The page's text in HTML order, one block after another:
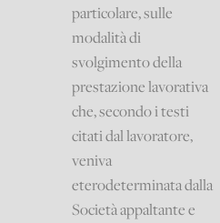
particolare, sulle
modalità di
svolgimento della
prestazione lavorativa
che, secondo i testi
citati dal lavoratore,
veniva
eterodeterminata dalla
Società appaltante e